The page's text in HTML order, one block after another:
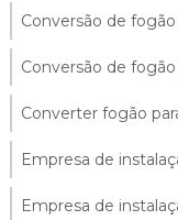
Conversão de
Conversão de
Converter fogão
Empresa de
Empresa de